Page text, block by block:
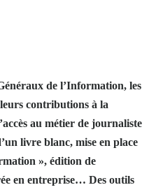
de l’Information, les
contributions à la
au métier de journaliste
livre blanc, mise en place
», édition de
en entreprise… Des outils